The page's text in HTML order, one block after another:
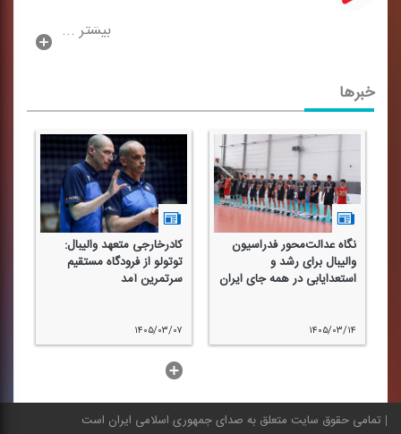
بیشتر ...
خبرها
نگاه عدالت‌محور فدراسیون
والیبال برای رشد و
استعدایابی در همه جای ایران
۱۴۰۵/۰۳/۱۴
كادرخارجی متعهد والیبال:
توتولو از فرودگاه مستقیم
سرتمرین آمد
۱۴۰۵/۰۳/۰۷
تمامی حقوق سایت متعلق به صدای جمهوری اسلامی ایران است